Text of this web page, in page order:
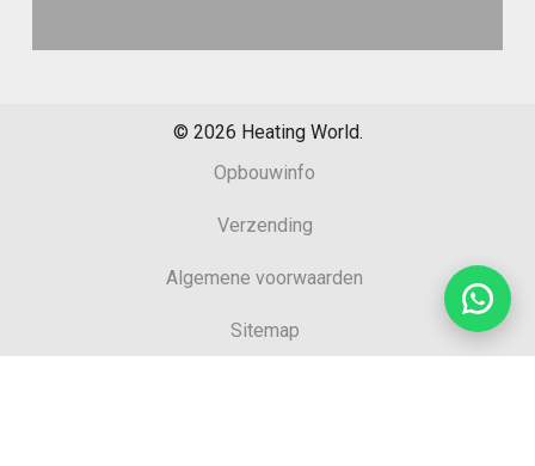
© 2026 Heating World.
Opbouwinfo
Verzending
Algemene voorwaarden
Sitemap